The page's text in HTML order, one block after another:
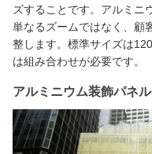
ズすることです。アルミニ
単なるズームではなく、顧
整します。標準サイズは
は組み合わせが必要です。
アルミニウム装飾パネ